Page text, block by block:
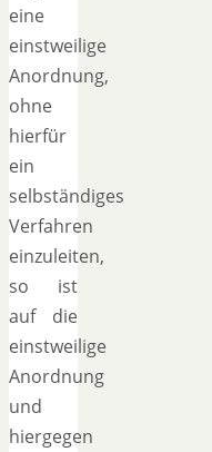
eine
einstweilige
Anordnung,
ohne
hierfür
ein
selbständiges
Verfahren
einzuleiten,
so ist
auf die
einstweilige
Anordnung
und
hiergegen